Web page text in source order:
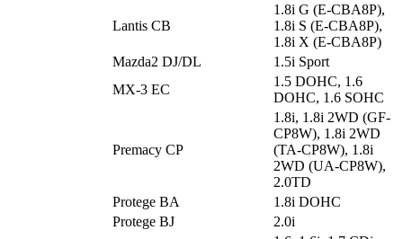
Lantis CB
1.8i G (E-CBA8P),
1.8i S (E-CBA8P),
1.8i X (E-CBA8P)
Mazda2 DJ/DL
1.5i Sport
MX-3 EC
1.5 DOHC, 1.6
DOHC, 1.6 SOHC
Premacy CP
1.8i, 1.8i 2WD (GF-
CP8W), 1.8i 2WD
(TA-CP8W), 1.8i
2WD (UA-CP8W),
2.0TD
Protege BA
1.8i DOHC
Protege BJ
2.0i